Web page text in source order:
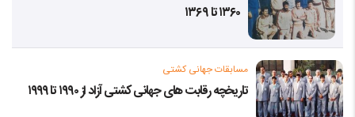
۱۳۶۰ تا ۱۳۶۹
مسابقات جهانی کشتی
تاریخچه رقابت های جهانی کشتی آزاد از ۱۹۹۰ تا ۱۹۹۹